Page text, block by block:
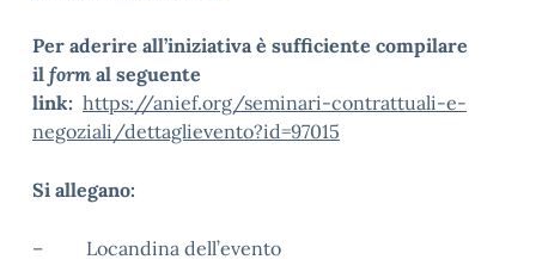
Per aderire all’iniziativa è sufficiente compilare
il form al seguente
link: https://anief.org/seminari-contrattuali-e-
negoziali/dettaglievento?id=97015
Si allegano:
– Locandina dell’evento